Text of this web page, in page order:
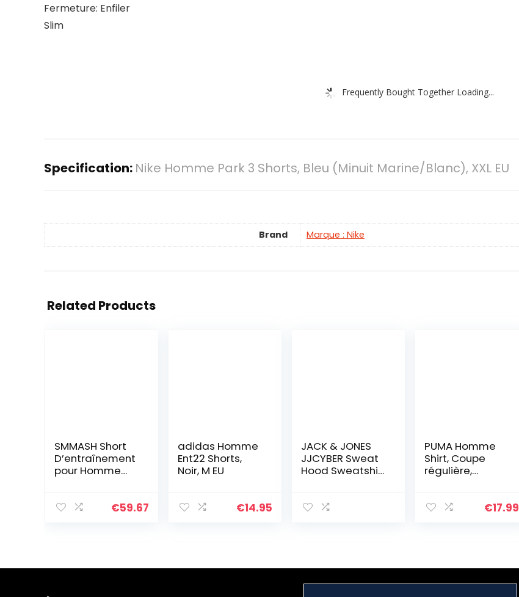
Fermeture: Enfiler
Slim
Frequently Bought Together Loading...
Specification: Nike Homme Park 3 Shorts, Bleu (Minuit Marine/Blanc), XXL EU
Brand Marque : Nike
Related Products
SMMASH Short
D’entraînement
pour Homme
Homme Short
€59.67
adidas Homme
Ent22 Shorts,
Noir, M EU
€14.95
JACK & JONES
JJCYBER Sweat
Hood Sweatshirt
PUMA Homme
Shirt, Coupe
régulière,
Noir-Puma
€17.99